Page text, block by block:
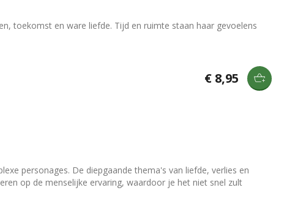
toekomst en ware liefde. Tijd en ruimte staan haar gevoelens
€ 8,95
personages. De diepgaande thema's van liefde, verlies en
op de menselijke ervaring, waardoor je het niet snel zult